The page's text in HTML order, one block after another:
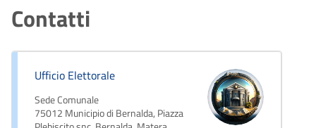
Contatti
Ufficio Elettorale
Sede Comunale
75012 Municipio di Bernalda, Piazza